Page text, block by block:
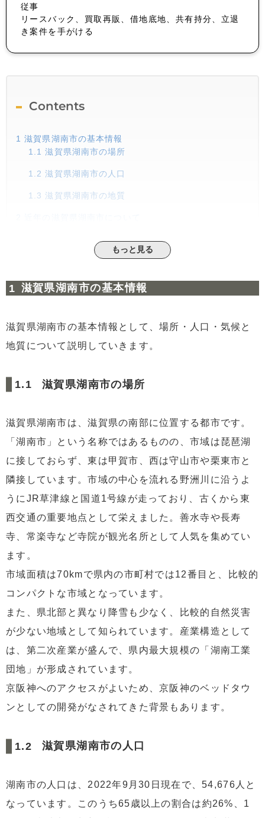
従事
リースバック、買取再販、借地底地、共有持分、立退
き案件を手がける
Contents
1 滋賀県湖南市の基本情報
1.1 滋賀県湖南市の場所
1.2 滋賀県湖南市の人口
1.3 滋賀県湖南市の地質
子育て環境について
3滋賀県湖南市の交通アクセス
5滋賀県湖南市の不動産を売却したらどうなるのか？
5.1
近年の土地代推移
もっと見る
滋賀県湖南市の基本情報
滋賀県湖南市の基本情報として、場所・人口・気候と
地質について説明していきます。
滋賀県湖南市の場所
滋賀県湖南市は、滋賀県の南部に位置する都市です。
「湖南市」という名称ではあるものの、市域は琵琶湖
に接しておらず、東は甲賀市、西は守山市や栗東市と
隣接しています。市域の中心を流れる野洲川に沿うよ
うにJR草津線と国道1号線が走っており、古くから東
西交通の重要地点として栄えました。善水寺や長寿
寺、常楽寺など寺院が観光名所として人気を集めてい
ます。
市域面積は70kmで県内の市町村では12番目と、比較的
コンパクトな市域となっています。
また、県北部と異なり降雪も少なく、比較的自然災害
が少ない地域として知られています。産業構造として
は、第二次産業が盛んで、県内最大規模の「湖南工業
団地」が形成されています。
京阪神へのアクセスがよいため、京阪神のベッドタウ
ンとしての開発がなされてきた背景もあります。
滋賀県湖南市の人口
湖南市の人口は、2022年9月30日現在で、54,676人と
なっています。このうち65歳以上の割合は約26%、1